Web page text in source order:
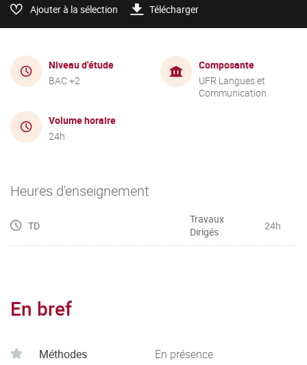
Ajouter à la sélection Télécharger
Niveau d'étude
BAC +2
Composante
UFR Langues et
Communication
Volume horaire
24h
Heures d'enseignement
TD
Travaux
Dirigés
24h
En bref
Méthodes
En présence